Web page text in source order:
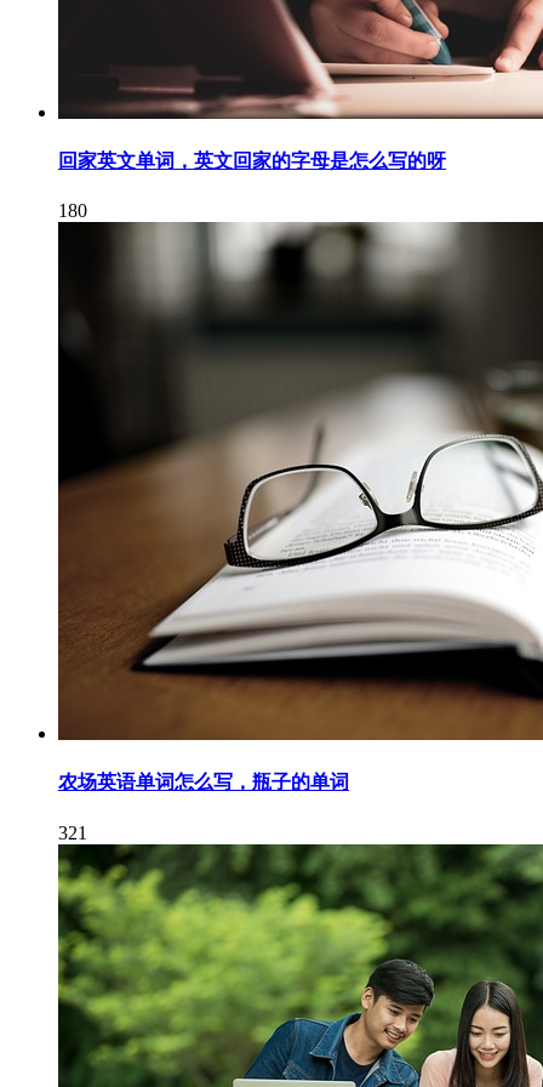
回家英文单词，英文回家的字母是怎么写的呀
180
农场英语单词怎么写，瓶子的单词
321